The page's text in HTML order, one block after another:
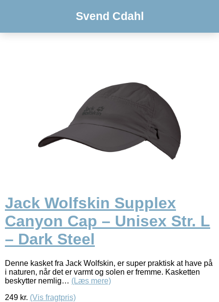
Svend Cdahl
Jack Wolfskin Supplex
Canyon Cap – Unisex Str. L
– Dark Steel
Denne kasket fra Jack Wolfskin, er super praktisk at have på
i naturen, når det er varmt og solen er fremme. Kasketten
beskytter nemlig… (Læs mere)
249 kr. (Vis fragtpris)